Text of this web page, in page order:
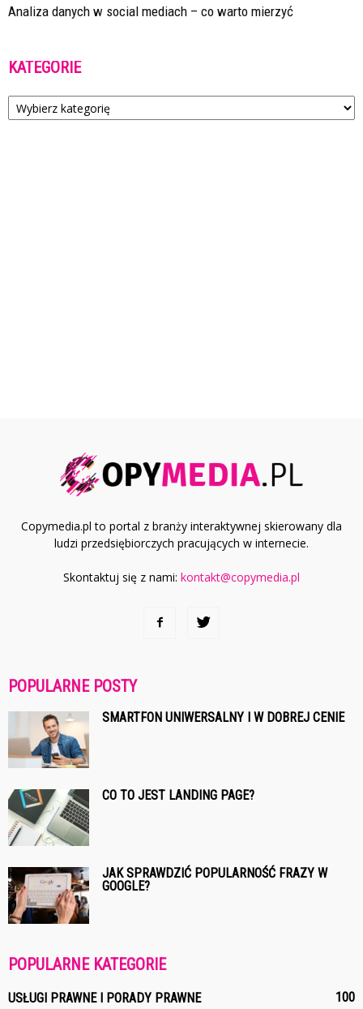
Analiza danych w social mediach – co warto mierzyć
KATEGORIE
Kategorie
Copymedia.pl to portal z branży interaktywnej skierowany dla
ludzi przedsiębiorczych pracujących w internecie.
Skontaktuj się z nami: kontakt@copymedia.pl
POPULARNE POSTY
SMARTFON UNIWERSALNY I W DOBREJ CENIE
CO TO JEST LANDING PAGE?
JAK SPRAWDZIĆ POPULARNOŚĆ FRAZY W
GOOGLE?
POPULARNE KATEGORIE
USŁUGI PRAWNE I PORADY PRAWNE 100